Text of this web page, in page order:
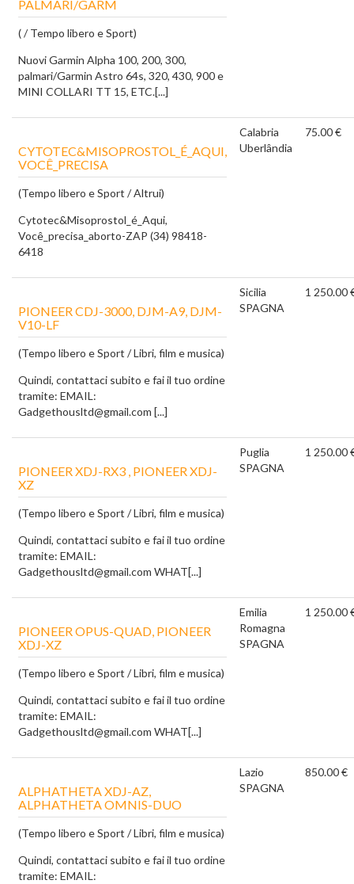
PALMARI/GARM
( / Tempo libero e Sport)
Nuovi Garmin Alpha 100, 200, 300,
palmari/Garmin Astro 64s, 320, 430, 900 e
MINI COLLARI TT 15, ETC.[...]
CYTOTEC&MISOPROSTOL_É_AQUI,
VOCÊ_PRECISA
(Tempo libero e Sport / Altrui)
Cytotec&Misoprostol_é_Aqui,
Você_precisa_aborto-ZAP (34) 98418-
6418
Calabria
Uberlândia
75.00 €
PIONEER CDJ-3000, DJM-A9, DJM-
V10-LF
(Tempo libero e Sport / Libri, film e musica)
Quindi, contattaci subito e fai il tuo ordine
tramite: EMAIL:
Gadgethousltd@gmail.com [...]
Sicilia
SPAGNA
1 250.00
PIONEER XDJ-RX3 , PIONEER XDJ-
XZ
(Tempo libero e Sport / Libri, film e musica)
Quindi, contattaci subito e fai il tuo ordine
tramite: EMAIL:
Gadgethousltd@gmail.com WHAT[...]
Puglia
SPAGNA
1 250.00
PIONEER OPUS-QUAD, PIONEER
XDJ-XZ
(Tempo libero e Sport / Libri, film e musica)
Quindi, contattaci subito e fai il tuo ordine
tramite: EMAIL:
Gadgethousltd@gmail.com WHAT[...]
Emilia
Romagna
SPAGNA
1 250.00
ALPHATHETA XDJ-AZ,
ALPHATHETA OMNIS-DUO
(Tempo libero e Sport / Libri, film e musica)
Quindi, contattaci subito e fai il tuo ordine
tramite: EMAIL:
Lazio
SPAGNA
850.00 €